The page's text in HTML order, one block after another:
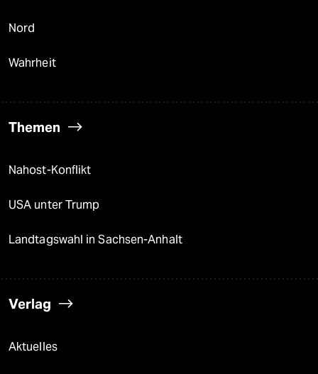
Nord
Wahrheit
Themen
Nahost-Konflikt
USA unter Trump
Landtagswahl in Sachsen-Anhalt
Verlag
Aktuelles